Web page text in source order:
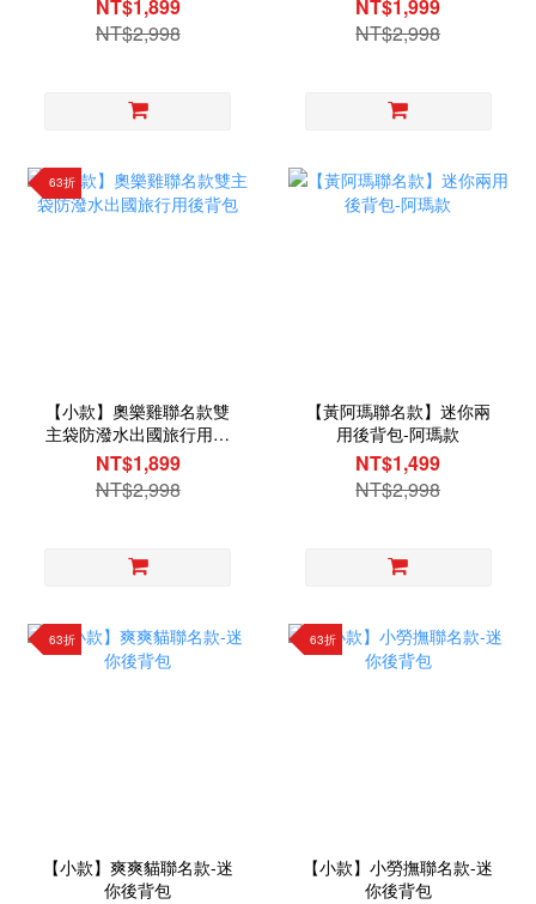
NT$1,899
NT$2,998
NT$1,999
NT$2,998
63折
【小款】奧樂雞聯名款雙
主袋防潑水出國旅行用後
背包
NT$1,899
NT$2,998
【黃阿瑪聯名款】迷你兩
用後背包-阿瑪款
NT$1,499
NT$2,998
63折
【小款】爽爽貓聯名款-迷
你後背包
63折
【小款】小勞撫聯名款-迷
你後背包